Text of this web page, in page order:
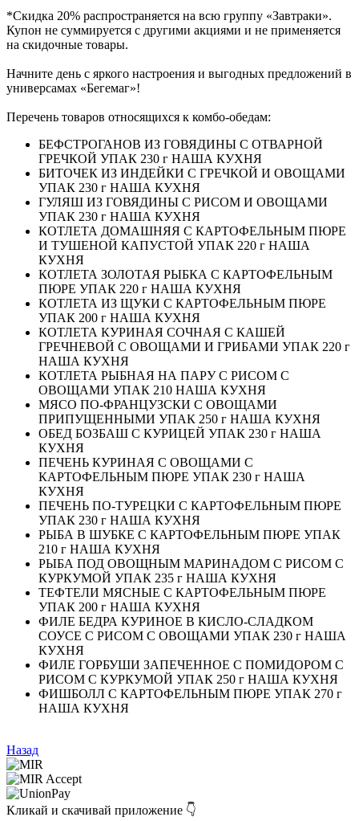
*Скидка 20% распространяется на всю группу «Завтраки».
Купон не суммируется с другими акциями и не применяется
на скидочные товары.
Начните день с яркого настроения и выгодных предложений в
универсамах «Бегемаг»!
Перечень товаров относящихся к комбо-обедам:
БЕФСТРОГАНОВ ИЗ ГОВЯДИНЫ С ОТВАРНОЙ
ГРЕЧКОЙ УПАК 230 г НАША КУХНЯ
БИТОЧЕК ИЗ ИНДЕЙКИ С ГРЕЧКОЙ И ОВОЩАМИ
УПАК 230 г НАША КУХНЯ
ГУЛЯШ ИЗ ГОВЯДИНЫ С РИСОМ И ОВОЩАМИ
УПАК 230 г НАША КУХНЯ
КОТЛЕТА ДОМАШНЯЯ С КАРТОФЕЛЬНЫМ ПЮРЕ
И ТУШЕНОЙ КАПУСТОЙ УПАК 220 г НАША
КУХНЯ
КОТЛЕТА ЗОЛОТАЯ РЫБКА С КАРТОФЕЛЬНЫМ
ПЮРЕ УПАК 220 г НАША КУХНЯ
КОТЛЕТА ИЗ ЩУКИ С КАРТОФЕЛЬНЫМ ПЮРЕ
УПАК 200 г НАША КУХНЯ
КОТЛЕТА КУРИНАЯ СОЧНАЯ С КАШЕЙ
ГРЕЧНЕВОЙ С ОВОЩАМИ И ГРИБАМИ УПАК 220 г
НАША КУХНЯ
КОТЛЕТА РЫБНАЯ НА ПАРУ С РИСОМ С
ОВОЩАМИ УПАК 210 НАША КУХНЯ
МЯСО ПО-ФРАНЦУЗСКИ С ОВОЩАМИ
ПРИПУЩЕННЫМИ УПАК 250 г НАША КУХНЯ
ОБЕД БОЗБАШ С КУРИЦЕЙ УПАК 230 г НАША
КУХНЯ
ПЕЧЕНЬ КУРИНАЯ С ОВОЩАМИ С
КАРТОФЕЛЬНЫМ ПЮРЕ УПАК 230 г НАША
КУХНЯ
ПЕЧЕНЬ ПО-ТУРЕЦКИ С КАРТОФЕЛЬНЫМ ПЮРЕ
УПАК 230 г НАША КУХНЯ
РЫБА В ШУБКЕ С КАРТОФЕЛЬНЫМ ПЮРЕ УПАК
210 г НАША КУХНЯ
РЫБА ПОД ОВОЩНЫМ МАРИНАДОМ С РИСОМ С
КУРКУМОЙ УПАК 235 г НАША КУХНЯ
ТЕФТЕЛИ МЯСНЫЕ С КАРТОФЕЛЬНЫМ ПЮРЕ
УПАК 200 г НАША КУХНЯ
ФИЛЕ БЕДРА КУРИНОЕ В КИСЛО-СЛАДКОМ
СОУСЕ С РИСОМ С ОВОЩАМИ УПАК 230 г НАША
КУХНЯ
ФИЛЕ ГОРБУШИ ЗАПЕЧЕННОЕ С ПОМИДОРОМ С
РИСОМ С КУРКУМОЙ УПАК 250 г НАША КУХНЯ
ФИШБОЛЛ С КАРТОФЕЛЬНЫМ ПЮРЕ УПАК 270 г
НАША КУХНЯ
Назад
Кликай и скачивай приложение 👇